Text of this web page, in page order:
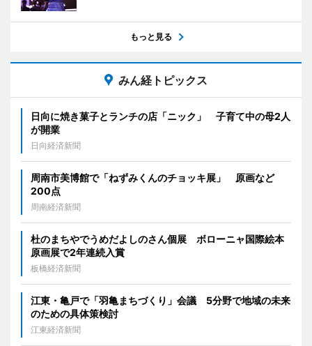
もっと見る
みん経トピックス
日向に焼き菓子とランチの店「ニック」 子育て中の母2人
が開業
日向経済新聞
周南市美博館で「ねずみくんのチョッキ展」 原画など
200点
周南経済新聞
杜のまちやでうめだよしのさん個展 ボローニャ国際絵本
原画展で2年連続入賞
板橋経済新聞
江東・亀戸で「羽亀まちづくり」会議 5分野で地域の未来
のための具体策検討
江東経済新聞